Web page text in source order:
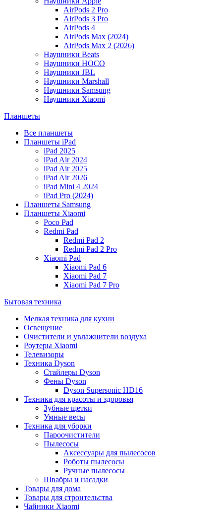
AirPods 2 Pro
AirPods 3 Pro
AirPods 4
AirPods Max (2024)
AirPods Max 2 (2026)
Наушники Beats
Наушники HOCO
Наушники JBL
Наушники Marshall
Наушники Samsung
Наушники Xiaomi
Планшеты
Все планшеты
Планшеты iPad
iPad 2025
iPad Air 2024
iPad Air 2025
iPad Air 2026
iPad Mini 4 2024
iPad Pro (2024)
Планшеты Samsung
Планшеты Xiaomi
Poco Pad
Redmi Pad
Redmi Pad 2
Redmi Pad 2 Pro
Xiaomi Pad
Xiaomi Pad 6
Xiaomi Pad 7
Xiaomi Pad 7 Pro
Бытовая техника
Мелкая техника для кухни
Освещение
Очистители и увлажнители воздуха
Роутеры Xiaomi
Телевизоры
Техника Dyson
Стайлеры Dyson
Фены Dyson
Dyson Supersonic HD16
Техника для красоты и здоровья
Зубные щетки
Умные весы
Техника для уборки
Пароочистители
Пылесосы
Аксессуары для пылесосов
Роботы пылесосы
Ручные пылесосы
Швабры и насадки
Товары для дома
Товары для строительства
Чайники Xiaomi